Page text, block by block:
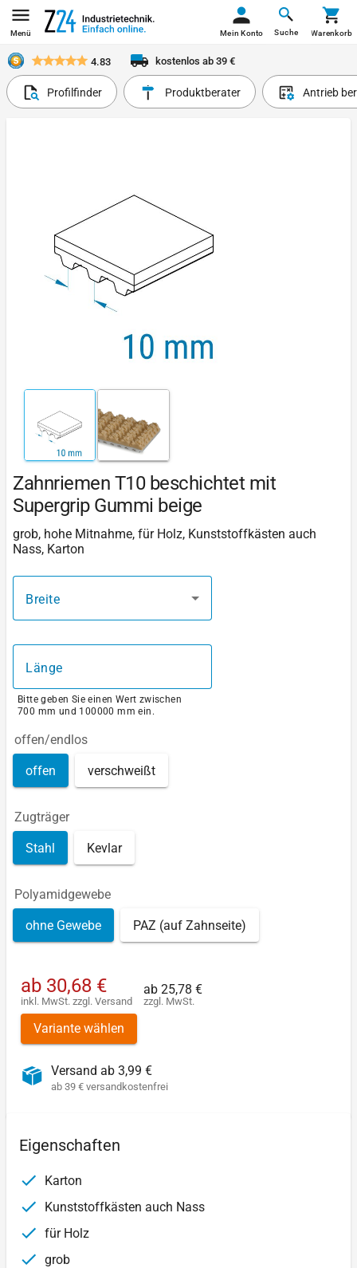
Menü Suche
Mein Konto Warenkorb
4.83 kostenlos ab 39 €
Profilfinder Produktberater Antrieb
Zahnriemen T10 beschichtet mit
Supergrip Gummi beige
grob, hohe Mitnahme, für Holz, Kunststoffkästen auch
Nass, Karton
Breite
Länge
Bitte geben Sie einen Wert zwischen
700 mm und 100000 mm ein.
offen/endlos
offen verschweißt
Zugträger
Stahl Kevlar
Polyamidgewebe
ohne Gewebe PAZ (auf Zahnseite)
ab 30,68 €
inkl. MwSt. zzgl. Versand
ab 25,78 €
zzgl. MwSt.
Variante wählen
Versand ab 3,99 €
ab 39 € versandkostenfrei
Eigenschaften
Karton
Kunststoffkästen auch Nass
für Holz
grob